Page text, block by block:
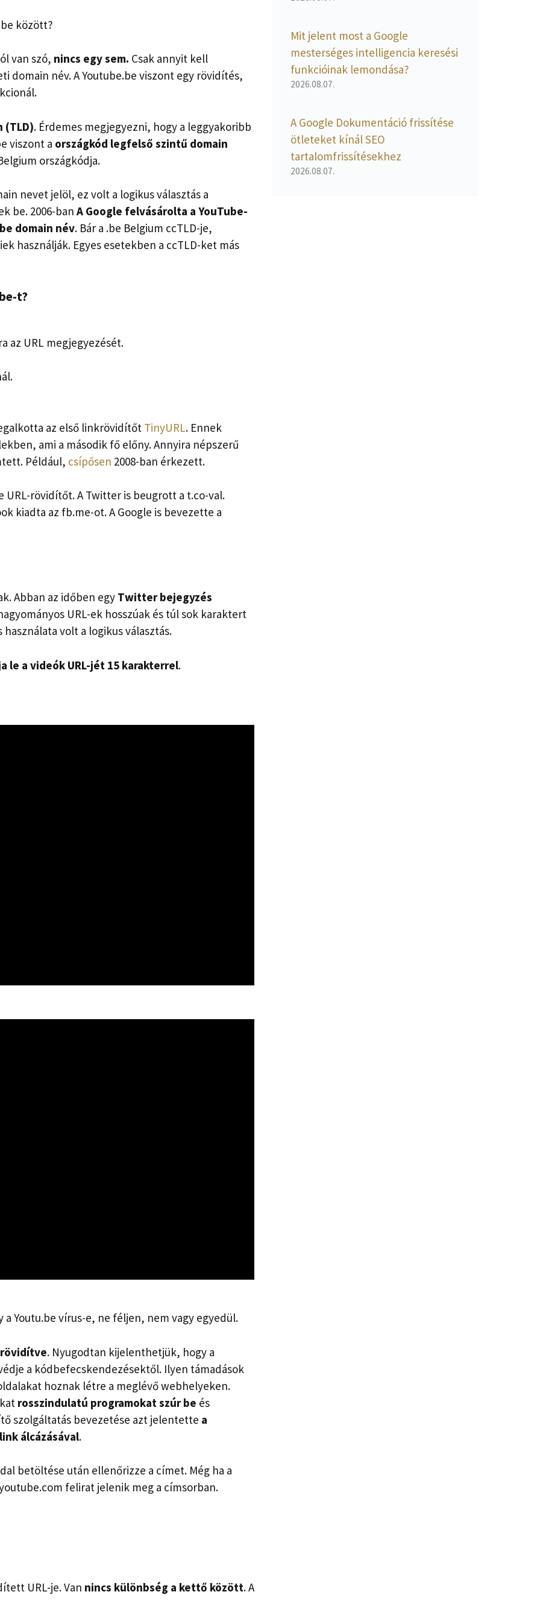
között?
van szó, nincs egy sem. Csak annyit kell
domain név. A Youtube.be viszont egy rövidítés,
. Érdemes megjegyezni, hogy a leggyakoribb
viszont a országkód legfelső szintű domain
országkódja.
nevet jelöl, ez volt a logikus választás a
be. 2006-ban A Google felvásárolta a YouTube-
domain név. Bár a .be Belgium ccTLD-je,
használják. Egyes esetekben a ccTLD-ket más
t?
az URL megjegyezését.
az első linkrövidítőt TinyURL. Ennek
ami a második fő előny. Annyira népszerű
Például, csípősen 2008-ban érkezett.
URL-rövidítőt. A Twitter is beugrott a t.co-val.
kiadta az fb.me-ot. A Google is bevezette a
Abban az időben egy Twitter bejegyzés
URL-ek hosszúak és túl sok karaktert
volt a logikus választás.
le a videók URL-jét 15 karakterrel.
Youtu.be vírus-e, ne féljen, nem vagy egyedül.
. Nyugodtan kijelenthetjük, hogy a
a kódbefecskendezésektől. Ilyen támadások
hoznak létre a meglévő webhelyeken.
rosszindulatú programokat szúr be és
szolgáltatás bevezetése azt jelentette a
álcázásával.
betöltése után ellenőrizze a címet. Még ha a
felirat jelenik meg a címsorban.
URL-je. Van nincs különbség a kettő között. A
Mit jelent most a Google
mesterséges intelligencia keresési
funkcióinak lemondása?
2026.08.07.
A Google Dokumentáció frissítése
ötleteket kínál SEO
tartalomfrissítésekhez
2026.08.07.